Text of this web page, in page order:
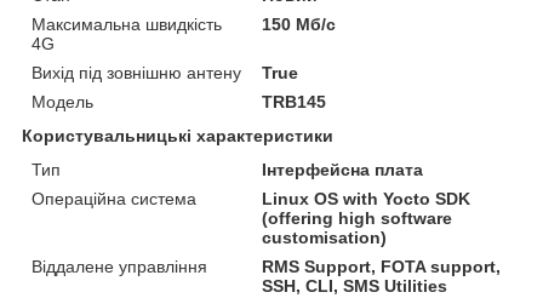
Максимальна швидкість
4G
150 Мб/с
Вихід під зовнішню антену
True
Модель
TRB145
Користувальницькі характеристики
Тип
Інтерфейсна плата
Операційна система
Linux OS with Yocto SDK
(offering high software
customisation)
Віддалене управління
RMS Support, FOTA support,
SSH, CLI, SMS Utilities